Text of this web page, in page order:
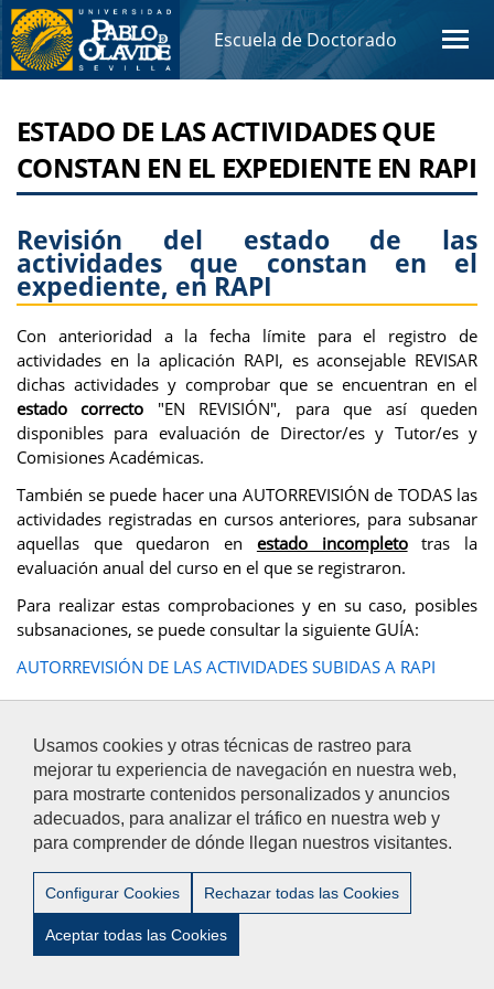
Usamos cookies y otras técnicas de rastreo para
mejorar tu experiencia de navegación en nuestra web,
para mostrarte contenidos personalizados y anuncios
adecuados, para analizar el tráfico en nuestra web y
para comprender de dónde llegan nuestros visitantes.
Configurar Cookies Rechazar todas las Cookies
Aceptar todas las Cookies
Escuela de Doctorado
ESTADO DE LAS ACTIVIDADES QUE
CONSTAN EN EL EXPEDIENTE EN RAPI
Revisión del estado de las
actividades que constan en el
expediente, en RAPI
Con anterioridad a la fecha límite para el registro de
actividades en la aplicación RAPI, es aconsejable REVISAR
dichas actividades y comprobar que se encuentran en el
estado correcto "EN REVISIÓN", para que así queden
disponibles para evaluación de Director/es y Tutor/es y
Comisiones Académicas.
También se puede hacer una AUTORREVISIÓN de TODAS las
actividades registradas en cursos anteriores, para subsanar
aquellas que quedaron en estado incompletotras la
evaluación anual del curso en el que se registraron.
Para realizar estas comprobaciones y en su caso, posibles
subsanaciones, se puede consultar la siguiente GUÍA:
AUTORREVISIÓN DE LAS ACTIVIDADES SUBIDAS A RAPI
Aviso Legal Privacidad Accesibilidad Contacto